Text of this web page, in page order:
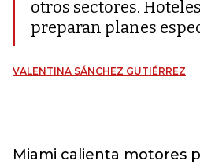
otros sectores.
preparan planes
VALENTINA SÁNCHEZ GUTIÉRREZ
Miami calienta motores